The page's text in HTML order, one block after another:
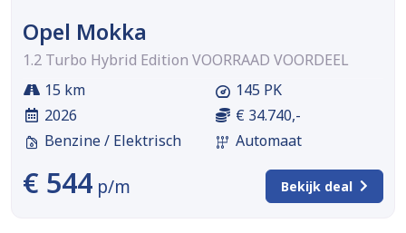
Opel Mokka
1.2 Turbo Hybrid Edition VOORRAAD VOORDEEL
15 km
2026
Benzine / Elektrisch
145 PK
€ 34.740,-
Automaat
€ 544 p/m Bekijk deal